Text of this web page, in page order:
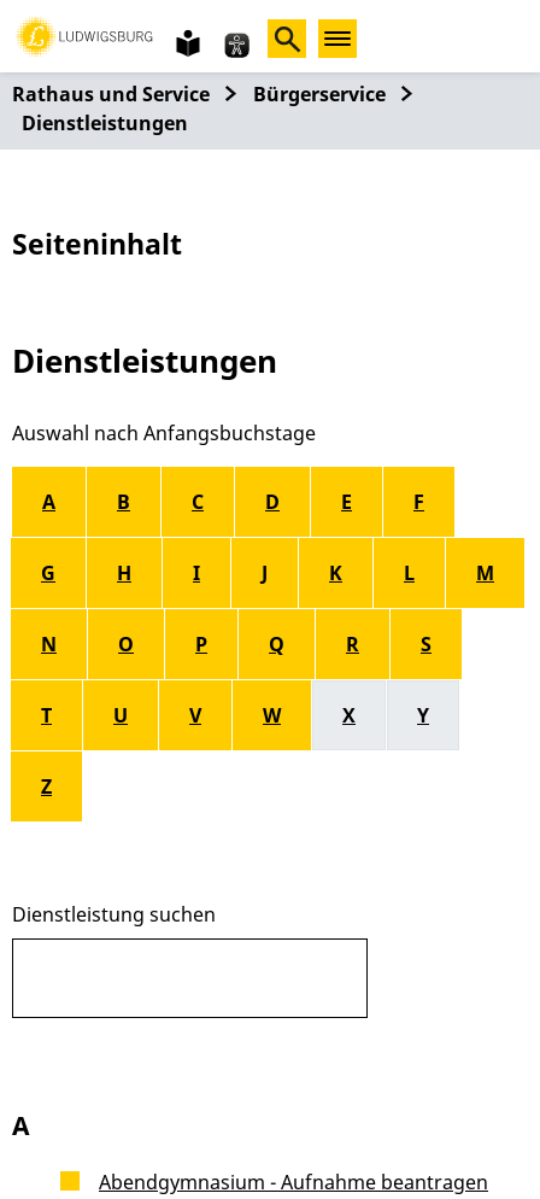
Gebärdensprache
leichte
Sprache
Rathaus und Service
Bürgerservice
Dienstleistungen
Seiteninhalt
Dienstleistungen
Alphabetisches Register überspringen
A B C D E F
G H I J K L M
N O P Q R S
T U V W X Y
Z
Dienstleistung suchen
A
Abendgymnasium - Aufnahme beantragen